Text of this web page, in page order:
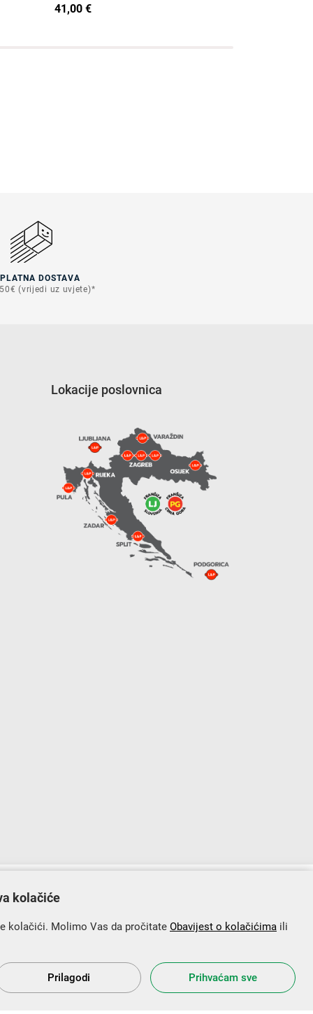
41,00 €
DOSTAVA
(vrijedi uz uvjete)*
Lokacije poslovnica
kolačiće
kolačići. Molimo Vas da pročitate Obavijest o kolačićima ili
Prilagodi Prihvaćam sve